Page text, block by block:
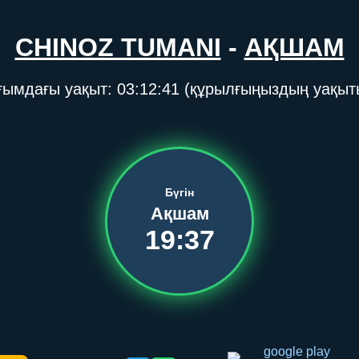
CHINOZ TUMANI - АҚШАМ
уақыт: 03:12:41 (құрылғыңыздың
Бүгін
Ақшам
19:37